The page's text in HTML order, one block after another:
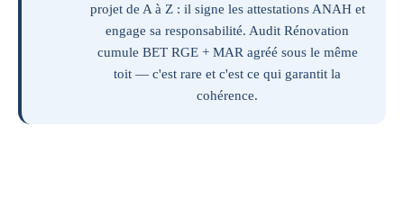
projet de A à Z : il signe les attestations ANAH et
engage sa responsabilité. Audit Rénovation
cumule BET RGE + MAR agréé sous le même
toit — c'est rare et c'est ce qui garantit la
cohérence.